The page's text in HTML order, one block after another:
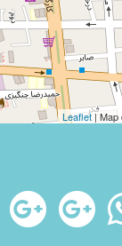
Leaflet| Map